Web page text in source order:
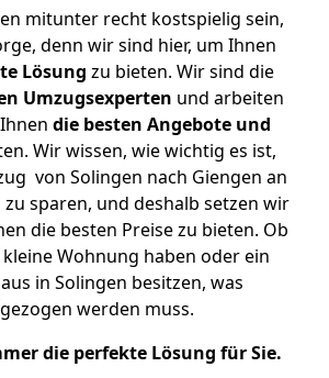
mitunter recht kostspielig sein,
denn wir sind hier, um Ihnen
Lösung zu bieten. Wir sind die
Umzugsexperten und arbeiten
die besten Angebote und
Wir wissen, wie wichtig es ist,
von Solingen nach Giengen an
zu sparen, und deshalb setzen wir
die besten Preise zu bieten. Ob
Wohnung haben oder ein
in Solingen besitzen, was
werden muss.
die perfekte Lösung für Sie.